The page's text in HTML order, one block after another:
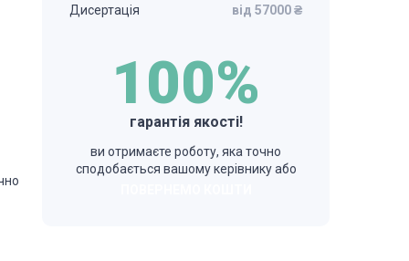
Дисертація від 57000 ₴
100%
гарантія якості!
ви отримаєте роботу, яка точно
сподобається вашому керівнику або